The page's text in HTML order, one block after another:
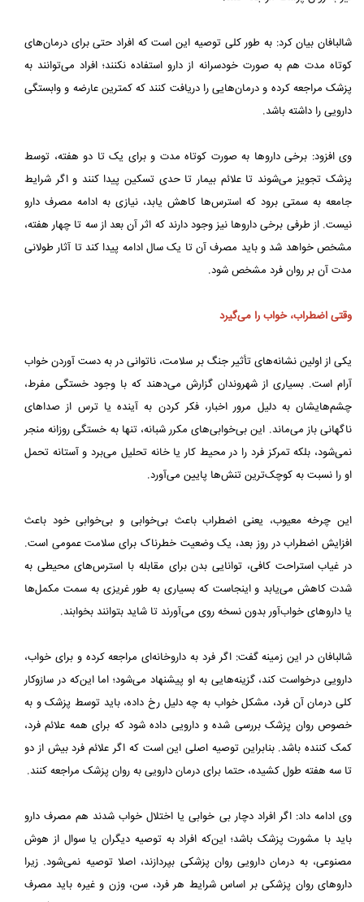
شالبافان بیان کرد: به طور کلی توصیه این است که افراد حتی برای درمان‌های
کوتاه مدت هم به صورت خودسرانه از دارو استفاده نکنند؛ افراد می‌توانند به
پزشک مراجعه کرده و درمان‌هایی را دریافت کنند که کمترین عارضه و وابستگی
دارویی را داشته باشد.
وی افزود: برخی داروها به صورت کوتاه مدت و برای یک تا دو هفته، توسط
پزشک تجویز می‌شوند تا علائم بیمار تا حدی تسکین پیدا کنند و اگر شرایط
جامعه به سمتی برود که استرس‌ها کاهش یابد، نیازی به ادامه مصرف دارو
نیست. از طرفی برخی داروها نیز وجود دارند که اثر آن بعد از سه تا چهار هفته،
مشخص خواهد شد و باید مصرف آن تا یک سال ادامه پیدا کند تا آثار طولانی
مدت آن بر روان فرد مشخص شود.
وقتی اضطراب، خواب را می‌گیرد
یکی از اولین نشانه‌های تأثیر جنگ بر سلامت، ناتوانی در به دست آوردن خواب
آرام است. بسیاری از شهروندان گزارش می‌دهند که با وجود خستگی مفرط،
چشم‌هایشان به دلیل مرور اخبار، فکر کردن به آینده یا ترس از صداهای
ناگهانی باز می‌ماند. این بی‌خوابی‌های مکرر شبانه، تنها به خستگی روزانه منجر
نمی‌شود، بلکه تمرکز فرد را در محیط کار یا خانه تحلیل می‌برد و آستانه تحمل
او را نسبت به کوچک‌ترین تنش‌ها پایین می‌آورد.
این چرخه معیوب، یعنی اضطراب باعث بی‌خوابی و بی‌خوابی خود باعث
افزایش اضطراب در روز بعد، یک وضعیت خطرناک برای سلامت عمومی است.
در غیاب استراحت کافی، توانایی بدن برای مقابله با استرس‌های محیطی به
شدت کاهش می‌یابد و اینجاست که بسیاری به طور غریزی به سمت مکمل‌ها
یا داروهای خواب‌آور بدون نسخه روی می‌آورند تا شاید بتوانند بخوابند.
شالبافان در این زمینه گفت: اگر فرد به داروخانه‌ای مراجعه کرده و برای خواب،
دارویی درخواست کند، گزینه‌هایی به او پیشنهاد می‌شود؛ اما این‌که در سازوکار
کلی درمان آن فرد، مشکل خواب به چه دلیل رخ داده، باید توسط پزشک و به
خصوص روان پزشک بررسی شده و دارویی داده شود که برای همه علائم فرد،
کمک کننده باشد. بنابراین توصیه اصلی این است که اگر علائم فرد بیش از دو
تا سه هفته طول کشیده، حتما برای درمان دارویی به روان پزشک مراجعه کنند.
وی ادامه داد: اگر افراد دچار بی خوابی یا اختلال خواب شدند هم مصرف دارو
باید با مشورت پزشک باشد؛ این‌که افراد به توصیه دیگران یا سوال از هوش
مصنوعی، به درمان دارویی روان پزشکی بپردازند، اصلا توصیه نمی‌شود. زیرا
داروهای روان پزشکی بر اساس شرایط هر فرد، سن، وزن و غیره باید مصرف